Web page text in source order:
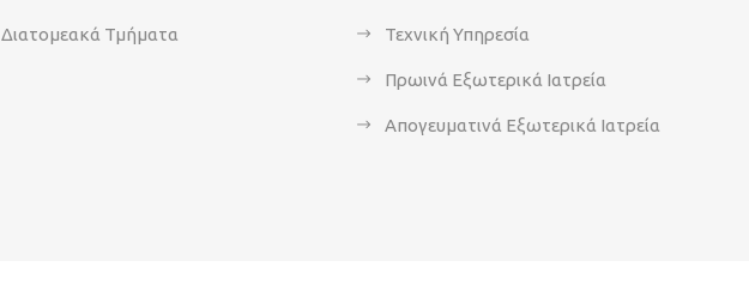
Διατομεακά Τμήματα Τεχνική Υπηρεσία
Πρωινά Εξωτερικά Ιατρεία
Απογευματινά Εξωτερικά Ιατρεία